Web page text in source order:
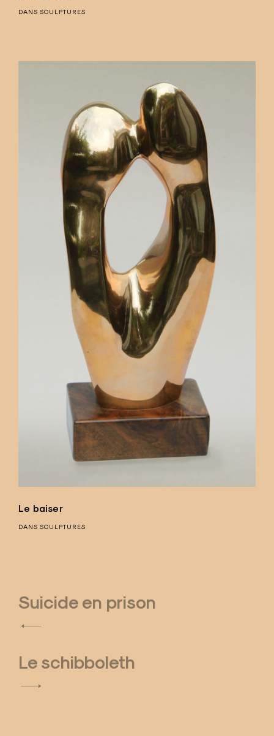
DANS SCULPTURES
Le baiser
DANS SCULPTURES
N
a
v
Suicide en prison
Le schibboleth